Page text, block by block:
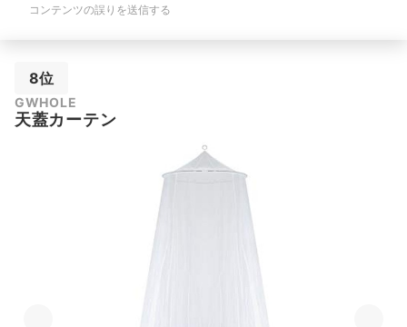
コンテンツの誤りを送信する
8位
GWHOLE
天蓋カーテン